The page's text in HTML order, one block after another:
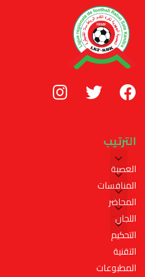
الترتيب
العصبة
المنافسات
المحاضر
اللجان
التحكيم
التقنية
المطبوعات